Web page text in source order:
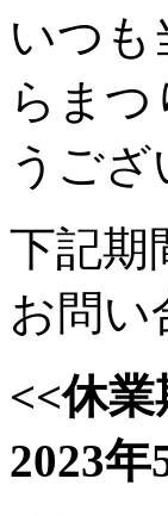
いつも
らま
うござ
下記期
お問い
<<休
2023